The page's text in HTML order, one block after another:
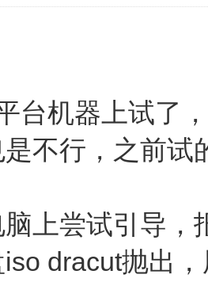
台机器上试了
不行，之前试
上尝试引导，
dracut抛出